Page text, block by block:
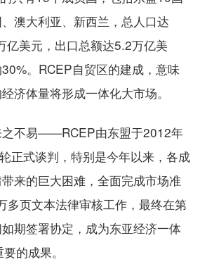
澳大利亚、新西兰，总人口达
亿美元，出口总额达5.2万亿美
。RCEP自贸区的建成，意味
济体量将形成一体化大市场。
不易——RCEP由东盟于2012年
正式谈判，特别是今年以来，各成
来的巨大困难，全面完成市场准
多页文本法律审核工作，最终在第
期签署协定，成为东亚经济一体
的成果。